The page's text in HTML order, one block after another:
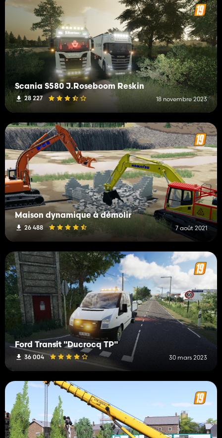
Scania S580 J.Roseboom Reskin
28 227 18 novembre 2023
Maison dynamique à démolir
26 488 7 août 2021
Ford Transit "Ducrocq TP"
36 004 30 mars 2023